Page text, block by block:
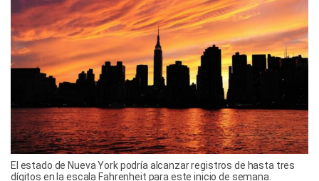
El estado de Nueva York podría alcanzar registros de hasta tres
dígitos en la escala Fahrenheit para este inicio de semana.